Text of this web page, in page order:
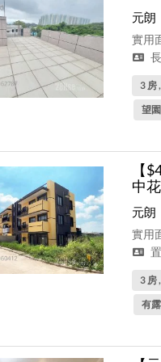
元朗
實用
3 房
望
【
中
元朗
實用
3 房
有